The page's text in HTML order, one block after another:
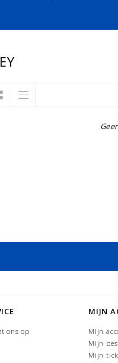
ons op
MIJN
Mijn
Mijn
Mijn